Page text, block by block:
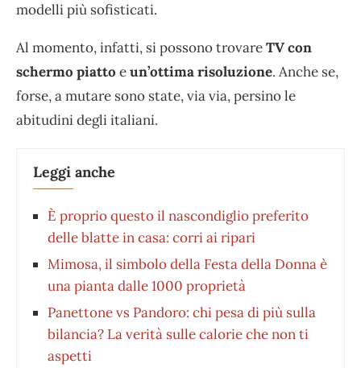
modelli più sofisticati.
Al momento, infatti, si possono trovareTV con
schermo piatto eun’ottima risoluzione. Anche se,
forse, a mutare sono state, via via, persino le
abitudini degli italiani.
Leggi anche
È proprio questo il nascondiglio preferito
delle blatte in casa: corri ai ripari
Mimosa, il simbolo della Festa della Donna è
una pianta dalle 1000 proprietà
Panettone vs Pandoro: chi pesa di più sulla
bilancia? La verità sulle calorie che non ti
aspetti